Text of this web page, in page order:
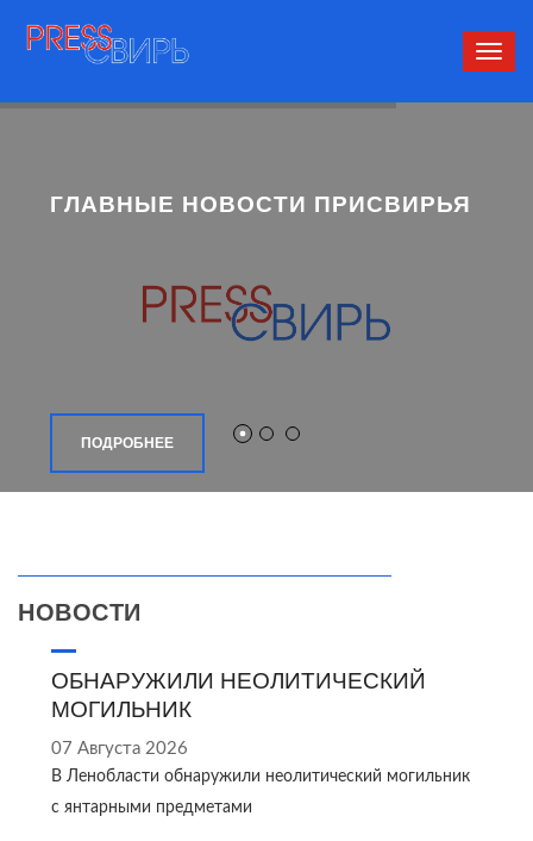
ГЛАВНЫЕ НОВОСТИ ПРИСВИРЬЯ
ПОДРОБНЕЕ
НОВОСТИ
ОБНАРУЖИЛИ НЕОЛИТИЧЕСКИЙ
МОГИЛЬНИК
07 Августа 2026
В Ленобласти обнаружили неолитический могильник
с янтарными предметами